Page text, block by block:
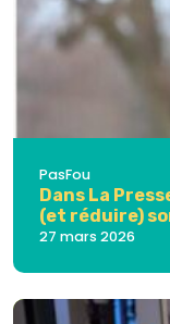
PasFou
Dans La
(et réduire)
27 mars 2026